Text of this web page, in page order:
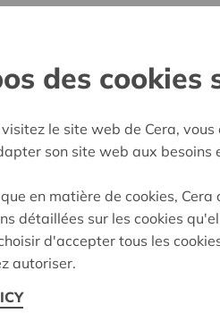
tous
Brabant
Approved
55, 1790 AFFLIGEM
des cookies
le site web de Cera,
son site web aux besoins
en matière de cookies,
détaillées sur les cookies
d'accepter tous les
autoriser.